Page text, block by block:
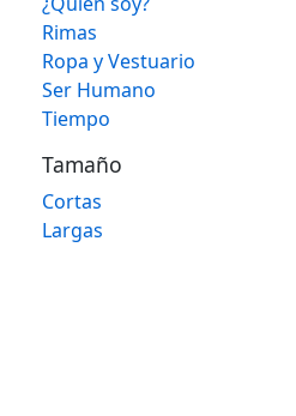
Rimas
Ropa y Vestuario
Ser Humano
Tiempo
Tamaño
Cortas
Largas